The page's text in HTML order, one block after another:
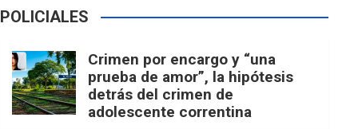
POLICIALES
Crimen por encargo y “una
prueba de amor”, la hipótesis
detrás del crimen de
adolescente correntina